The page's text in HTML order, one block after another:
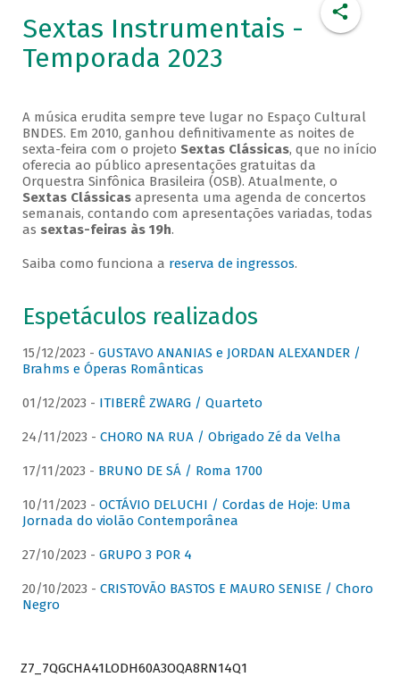
Sextas Instrumentais -
Temporada 2023
A música erudita sempre teve lugar no Espaço Cultural
BNDES. Em 2010, ganhou definitivamente as noites de
sexta-feira com o projeto Sextas Clássicas, que no início
oferecia ao público apresentações gratuitas da
Orquestra Sinfônica Brasileira (OSB). Atualmente, o
Sextas Clássicasapresenta uma agenda de concertos
semanais, contando com apresentações variadas, todas
as sextas-feiras às 19h.
Saiba como funciona a reserva de ingressos.
Espetáculos realizados
15/12/2023 - GUSTAVO ANANIAS e JORDAN ALEXANDER /
Brahms e Óperas Românticas
01/12/2023 - ITIBERÊ ZWARG / Quarteto
24/11/2023 - CHORO NA RUA / Obrigado Zé da Velha
17/11/2023 - BRUNO DE SÁ / Roma 1700
10/11/2023 - OCTÁVIO DELUCHI / Cordas de Hoje: Uma
Jornada do violão Contemporânea
27/10/2023 - GRUPO 3 POR 4
20/10/2023 - CRISTOVÃO BASTOS E MAURO SENISE / Choro
Negro
Z7_7QGCHA41LODH60A3OQA8RN14Q1